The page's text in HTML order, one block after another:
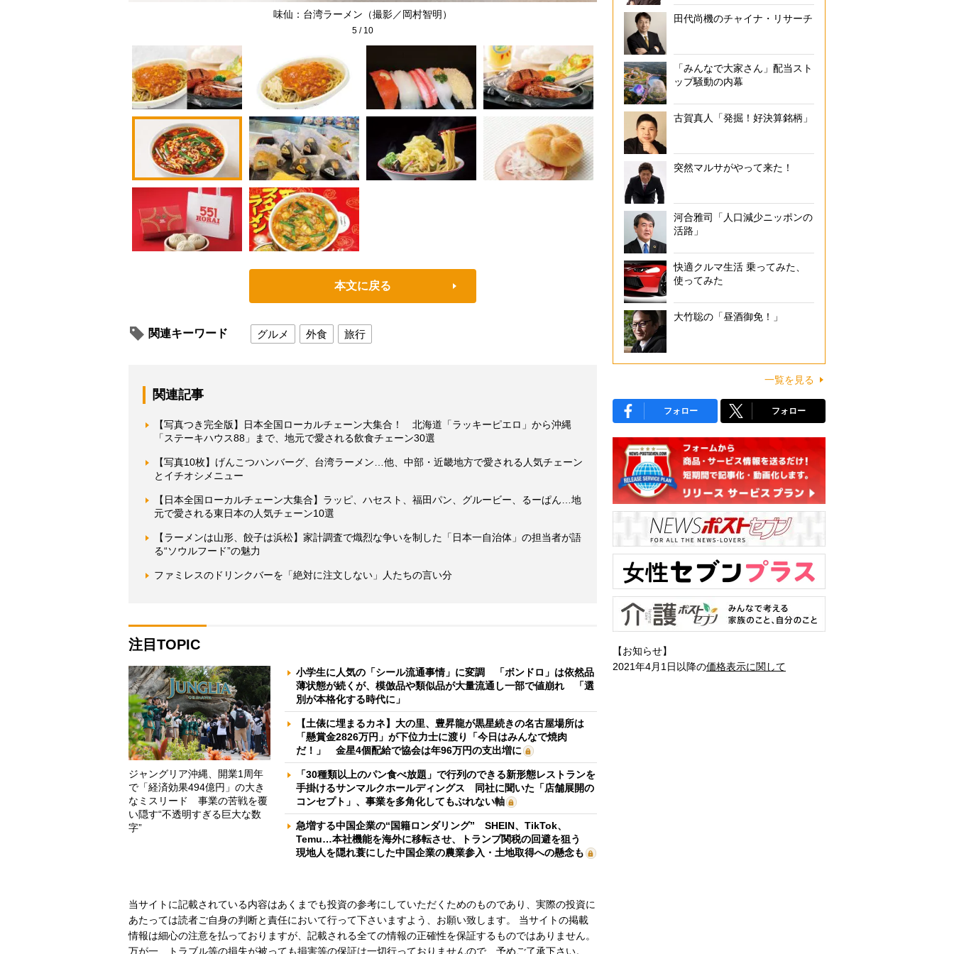
味仙：台湾ラーメン（撮影／岡村智明） おにぎりの桃太郎：おにぎり各種
5 / 10
本文に戻る
関連キーワード グルメ 外食 旅行
関連記事
【写真つき完全版】日本全国ローカルチェーン大集合！ 北海道「ラッキーピエロ」から沖縄
「ステーキハウス88」まで、地元で愛される飲食チェーン30選
【写真10枚】げんこつハンバーグ、台湾ラーメン…他、中部・近畿地方で愛される人気チェーン
とイチオシメニュー
【日本全国ローカルチェーン大集合】ラッピ、ハセスト、福田パン、グルービー、るーぱん…地
元で愛される東日本の人気チェーン10選
【ラーメンは山形、餃子は浜松】家計調査で熾烈な争いを制した「日本一自治体」の担当者が語
る“ソウルフード”の魅力
ファミレスのドリンクバーを「絶対に注文しない」人たちの言い分
注目TOPIC
ジャングリア沖縄、開業1周年
で「経済効果494億円」の大き
なミスリード 事業の苦戦を覆
い隠す“不透明すぎる巨大な数
字”
小学生に人気の「シール流通事情」に変調 「ボンドロ」は依然品
薄状態が続くが、模倣品や類似品が大量流通し一部で値崩れ 「選
別が本格化する時代に」
【土俵に埋まるカネ】大の里、豊昇龍が黒星続きの名古屋場所は
「懸賞金2826万円」が下位力士に渡り「今日はみんなで焼肉
だ！」 金星4個配給で協会は年96万円の支出増に
「30種類以上のパン食べ放題」で行列のできる新形態レストランを
手掛けるサンマルクホールディングス 同社に聞いた「店舗展開の
コンセプト」、事業を多角化してもぶれない軸
急増する中国企業の“国籍ロンダリング” SHEIN、TikTok、
Temu…本社機能を海外に移転させ、トランプ関税の回避を狙う
現地人を隠れ蓑にした中国企業の農業参入・土地取得への懸念も
当サイトに記載されている内容はあくまでも投資の参考にしていただくためのものであり、実際の投資に
あたっては読者ご自身の判断と責任において行って下さいますよう、お願い致します。 当サイトの掲載
情報は細心の注意を払っておりますが、記載される全ての情報の正確性を保証するものではありません。
万が一、トラブル等の損失が被っても損害等の保証は一切行っておりませんので、予めご了承下さい。
田代尚機のチャイナ・リサーチ
「みんなで大家さん」配当スト
ップ騒動の内幕
古賀真人「発掘！好決算銘柄」
突然マルサがやって来た！
河合雅司「人口減少ニッポンの
活路」
快適クルマ生活 乗ってみた、
使ってみた
大竹聡の「昼酒御免！」
一覧を見る
フォロー フォロー
【お知らせ】
2021年4月1日以降の価格表示に関して